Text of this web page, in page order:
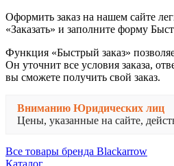
Оформить заказ на нашем сайте
«Заказать» и заполните форму
Функция «Быстрый заказ»
Он уточнит все условия заказа,
вы сможете получить свой заказ.
Вниманию Юридических лиц
Цены, указанные на сайте,
Все товары бренда Blackarrow
Каталог